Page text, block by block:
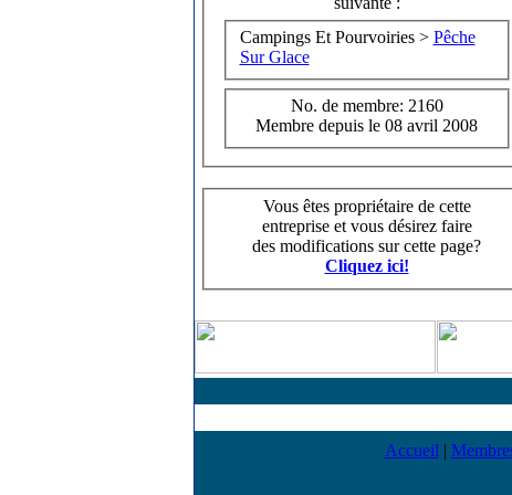
Campings Et Pourvoiries > Pêche
Sur Glace
No. de membre: 2160
Membre depuis le 08 avril 2008
Vous êtes propriétaire de cette
entreprise et vous désirez faire
des modifications sur cette page?
Cliquez ici!
Accueil |